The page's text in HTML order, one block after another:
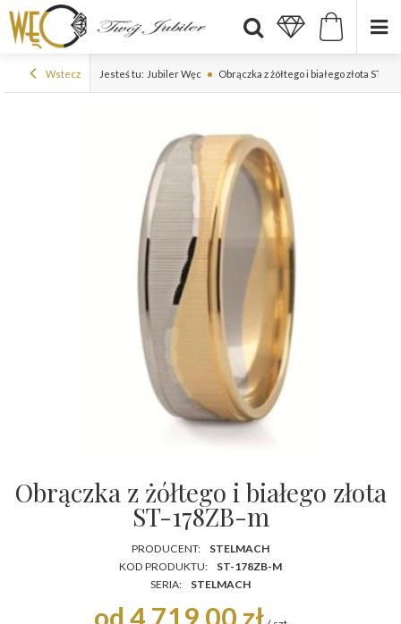
Wstecz Jesteś tu: Jubiler Węc Obrączka z żółtego i białego złota ST-
Obrączka z żółtego i białego złota
ST-178ZB-m
PRODUCENT:
STELMACH
KOD PRODUKTU:
ST-178ZB-M
SERIA:
STELMACH
od 4 719,00 zł